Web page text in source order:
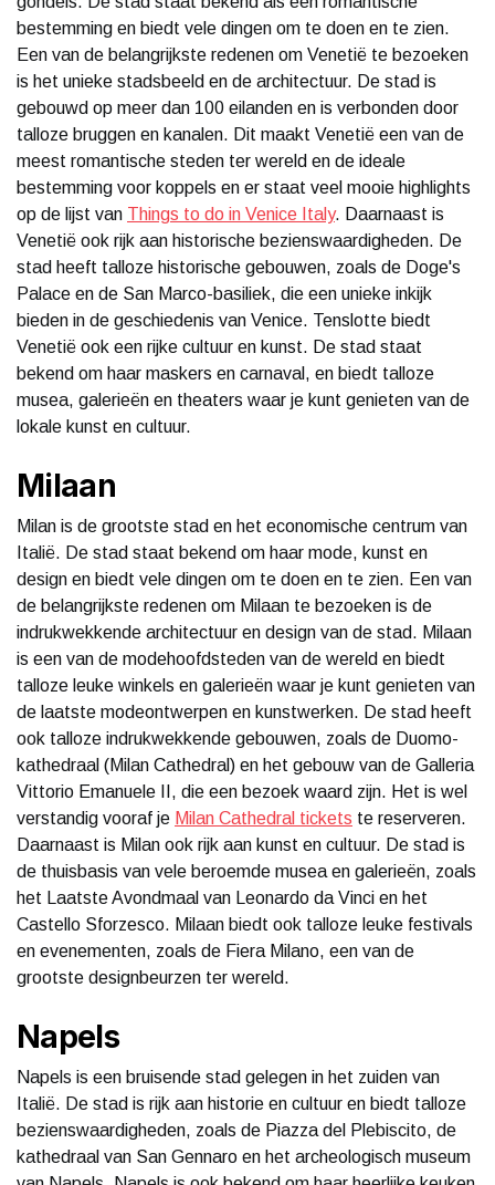
bestemming en biedt vele dingen om te doen en te zien.
Een van de belangrijkste redenen om Venetië te bezoeken
is het unieke stadsbeeld en de architectuur. De stad is
gebouwd op meer dan 100 eilanden en is verbonden door
talloze bruggen en kanalen. Dit maakt Venetië een van de
meest romantische steden ter wereld en de ideale
bestemming voor koppels en er staat veel mooie highlights
op de lijst van Things to do in Venice Italy. Daarnaast is
Venetië ook rijk aan historische bezienswaardigheden. De
stad heeft talloze historische gebouwen, zoals de Doge's
Palace en de San Marco-basiliek, die een unieke inkijk
bieden in de geschiedenis van Venice. Tenslotte biedt
Venetië ook een rijke cultuur en kunst. De stad staat
bekend om haar maskers en carnaval, en biedt talloze
musea, galerieën en theaters waar je kunt genieten van de
lokale kunst en cultuur.
Milaan
Milan is de grootste stad en het economische centrum van
Italië. De stad staat bekend om haar mode, kunst en
design en biedt vele dingen om te doen en te zien. Een van
de belangrijkste redenen om Milaan te bezoeken is de
indrukwekkende architectuur en design van de stad. Milaan
is een van de modehoofdsteden van de wereld en biedt
talloze leuke winkels en galerieën waar je kunt genieten van
de laatste modeontwerpen en kunstwerken. De stad heeft
ook talloze indrukwekkende gebouwen, zoals de Duomo-
kathedraal (Milan Cathedral) en het gebouw van de Galleria
Vittorio Emanuele II, die een bezoek waard zijn. Het is wel
verstandig vooraf je Milan Cathedral tickets te reserveren.
Daarnaast is Milan ook rijk aan kunst en cultuur. De stad is
de thuisbasis van vele beroemde musea en galerieën, zoals
het Laatste Avondmaal van Leonardo da Vinci en het
Castello Sforzesco. Milaan biedt ook talloze leuke festivals
en evenementen, zoals de Fiera Milano, een van de
grootste designbeurzen ter wereld.
Napels
Napels is een bruisende stad gelegen in het zuiden van
Italië. De stad is rijk aan historie en cultuur en biedt talloze
bezienswaardigheden, zoals de Piazza del Plebiscito, de
kathedraal van San Gennaro en het archeologisch museum